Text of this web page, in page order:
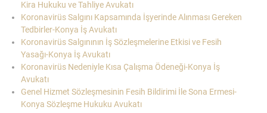
KONYA
İŞ
AVUKATI”
Kira Hukuku ve Tahliye Avukatı
Koronavirüs Salgını Kapsamında İşyerinde Alınması Gereken
Tedbirler-Konya İş Avukatı
Koronavirüs Salgınının İş Sözleşmelerine Etkisi ve Fesih
Yasağı-Konya İş Avukatı
Koronavirüs Nedeniyle Kısa Çalışma Ödeneği-Konya İş
Avukatı
Genel Hizmet Sözleşmesinin Fesih Bildirimi İle Sona Ermesi-
Konya Sözleşme Hukuku Avukatı